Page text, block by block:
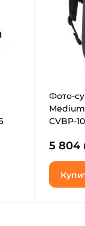
Фото-
CVBP-
5 804